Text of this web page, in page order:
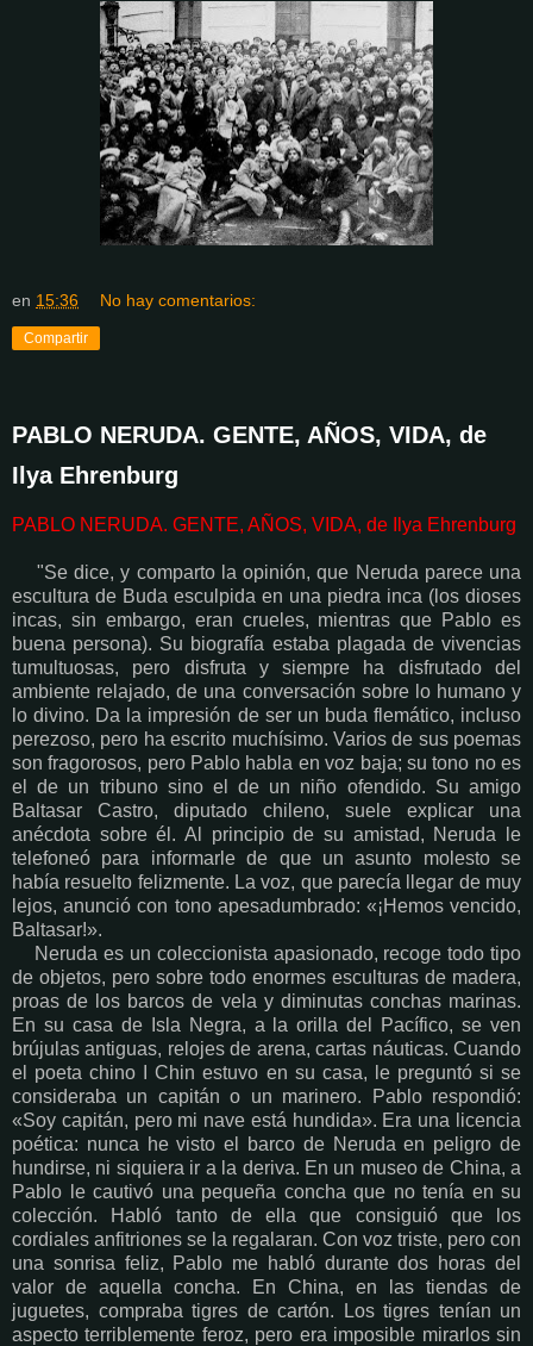
en 15:36 No hay comentarios:
Compartir
PABLO NERUDA. GENTE, AÑOS, VIDA, de
Ilya Ehrenburg
PABLO NERUDA. GENTE, AÑOS, VIDA, de Ilya Ehrenburg
"Se dice, y comparto la opinión, que Neruda parece una
escultura de Buda esculpida en una piedra inca (los dioses
incas, sin embargo, eran crueles, mientras que Pablo es
buena persona). Su biografía estaba plagada de vivencias
tumultuosas, pero disfruta y siempre ha disfrutado del
ambiente relajado, de una conversación sobre lo humano y
lo divino. Da la impresión de ser un buda flemático, incluso
perezoso, pero ha escrito muchísimo. Varios de sus poemas
son fragorosos, pero Pablo habla en voz baja; su tono no es
el de un tribuno sino el de un niño ofendido. Su amigo
Baltasar Castro, diputado chileno, suele explicar una
anécdota sobre él. Al principio de su amistad, Neruda le
telefoneó para informarle de que un asunto molesto se
había resuelto felizmente. La voz, que parecía llegar de muy
lejos, anunció con tono apesadumbrado: «¡Hemos vencido,
Baltasar!».
Neruda es un coleccionista apasionado, recoge todo tipo
de objetos, pero sobre todo enormes esculturas de madera,
proas de los barcos de vela y diminutas conchas marinas.
En su casa de Isla Negra, a la orilla del Pacífico, se ven
brújulas antiguas, relojes de arena, cartas náuticas. Cuando
el poeta chino I Chin estuvo en su casa, le preguntó si se
consideraba un capitán o un marinero. Pablo respondió:
«Soy capitán, pero mi nave está hundida». Era una licencia
poética: nunca he visto el barco de Neruda en peligro de
hundirse, ni siquiera ir a la deriva. En un museo de China, a
Pablo le cautivó una pequeña concha que no tenía en su
colección. Habló tanto de ella que consiguió que los
cordiales anfitriones se la regalaran. Con voz triste, pero con
una sonrisa feliz, Pablo me habló durante dos horas del
valor de aquella concha. En China, en las tiendas de
juguetes, compraba tigres de cartón. Los tigres tenían un
aspecto terriblemente feroz, pero era imposible mirarlos sin